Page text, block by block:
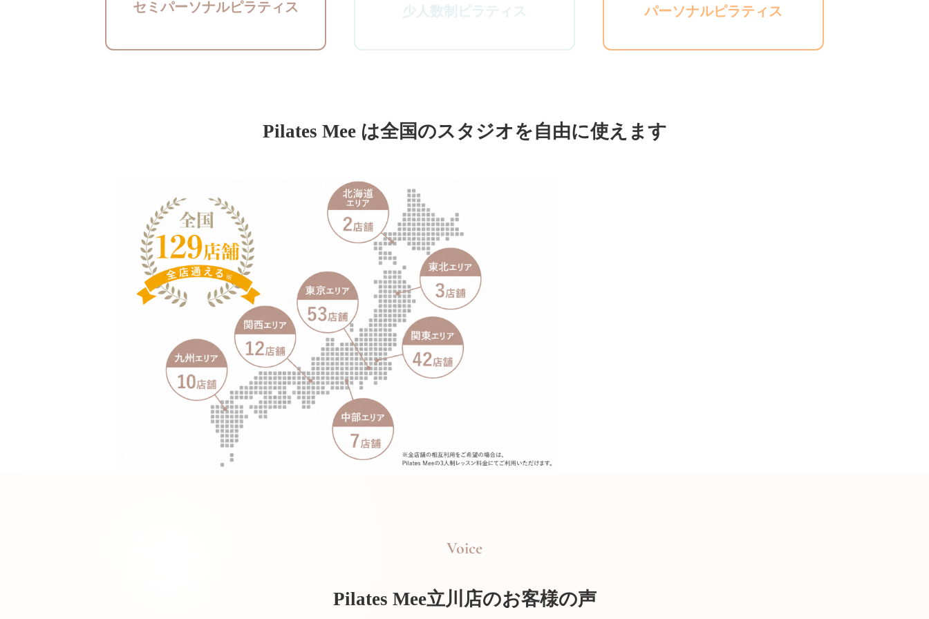
セミパーソナルピラティス 少人数制ピラティス パーソナルピラティス
Pilates Mee は全国のスタジオを自由に使えます
Voice
Pilates Mee立川店のお客様の声